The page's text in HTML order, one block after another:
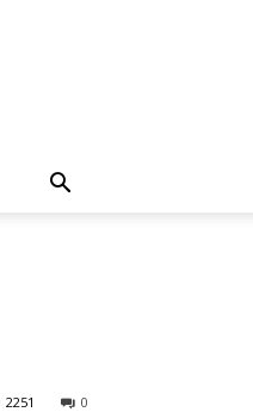
0
2251